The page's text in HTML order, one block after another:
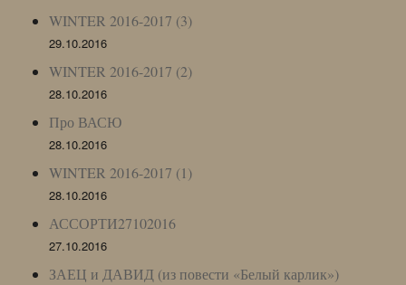
WINTER 2016-2017 (3)
29.10.2016
WINTER 2016-2017 (2)
28.10.2016
Про ВАСЮ
28.10.2016
WINTER 2016-2017 (1)
28.10.2016
АССОРТИ27102016
27.10.2016
ЗАЕЦ и ДАВИД (из повести «Белый карлик»)